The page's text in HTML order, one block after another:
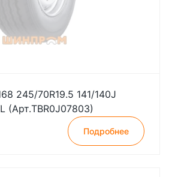
245/70R19.5 141/140J
(Арт.TBR0J07803)
Подробнее